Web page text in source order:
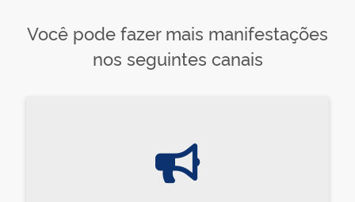
Você pode fazer mais manifestações
nos seguintes canais